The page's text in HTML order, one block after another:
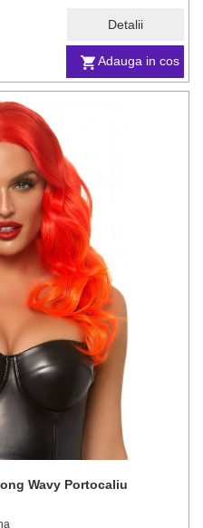
Adauga in cos
Detalii
Wavy Portocaliu